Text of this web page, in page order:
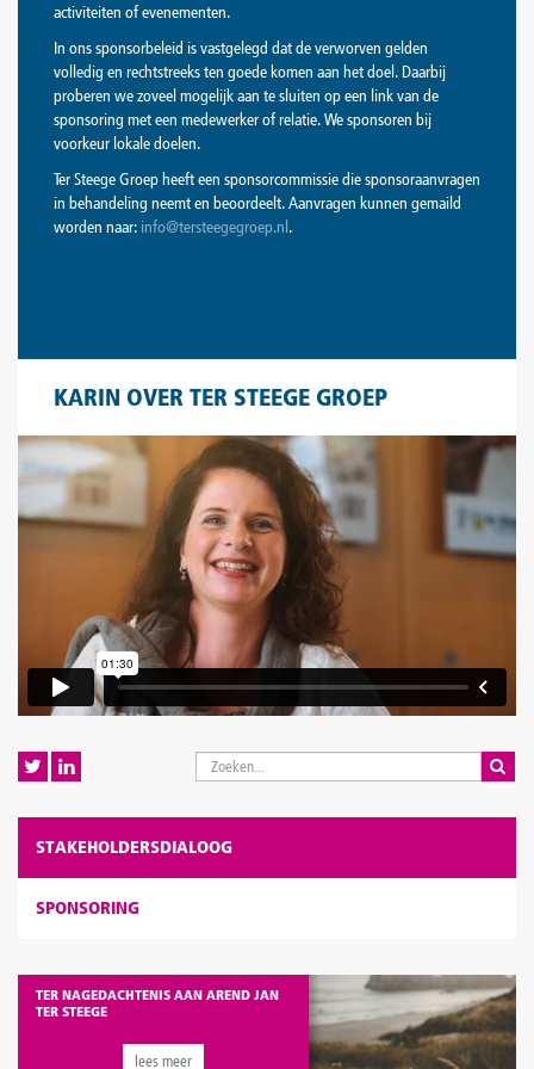
activiteiten of evenementen.
In ons sponsorbeleid is vastgelegd dat de verworven gelden
volledig en rechtstreeks ten goede komen aan het doel. Daarbij
proberen we zoveel mogelijk aan te sluiten op een link van de
sponsoring met een medewerker of relatie. We sponsoren bij
voorkeur lokale doelen.
Ter Steege Groep heeft een sponsorcommissie die sponsoraanvragen
in behandeling neemt en beoordeelt. Aanvragen kunnen gemaild
worden naar: info@tersteegegroep.nl .
KARIN OVER TER STEEGE GROEP
STAKEHOLDERSDIALOOG
SPONSORING
TER NAGEDACHTENIS AAN AREND JAN
TER STEEGE
lees meer